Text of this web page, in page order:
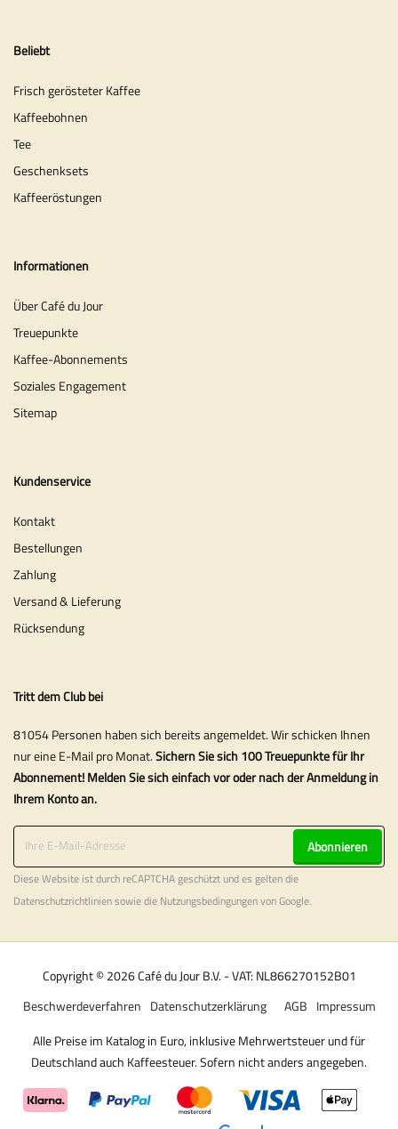
Beliebt
Frisch gerösteter Kaffee
Kaffeebohnen
Tee
Geschenksets
Kaffeeröstungen
Informationen
Über Café du Jour
Treuepunkte
Kaffee-Abonnements
Soziales Engagement
Sitemap
Kundenservice
Kontakt
Bestellungen
Zahlung
Versand & Lieferung
Rücksendung
Tritt dem Club bei
81054 Personen haben sich bereits angemeldet. Wir schicken Ihnen
nur eine E-Mail pro Monat.Sichern Sie sich 100 Treuepunkte für Ihr
Abonnement! Melden Sie sich einfach vor oder nach der Anmeldung in
Ihrem Konto an.
Abonnieren
Diese Website ist durch reCAPTCHA geschützt und es gelten die
Datenschutzrichtliniensowie die Nutzungsbedingungenvon Google.
Copyright © 2026 Café du Jour B.V. - VAT: NL866270152B01
Impressum
AGB
Datenschutzerklärung
Beschwerdeverfahren
Alle Preise im Katalog in Euro, inklusive Mehrwertsteuer und für
Deutschland auch Kaffeesteuer. Sofern nicht anders angegeben.